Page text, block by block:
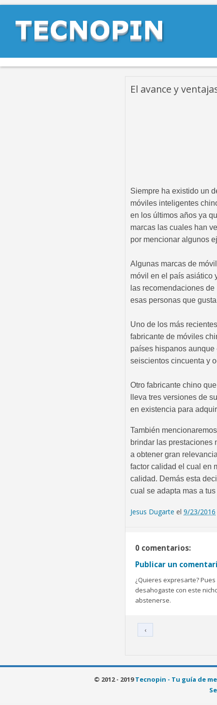
El avance y
Siempre ha existido un
móviles inteligentes
en los últimos años ya
marcas las cuales han
por mencionar algunos
Algunas marcas de
móvil en el país asiático
las recomendaciones
esas personas que
Uno de los más
fabricante de móviles
países hispanos
seiscientos cincuenta y
Otro fabricante chino
lleva tres versiones de
en existencia para
También
brindar las prestaciones
a obtener gran
factor calidad el cual en
calidad. Demás esta
cual se adapta mas a
Jesus Dugarte el 9/23/2016
0 comentarios:
Publicar un
¿Quieres expresarte?
desahogaste con este
abstenerse.
‹
© 2012 - 2019Tecnopin - Tu guía de